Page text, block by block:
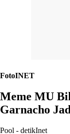
FotoINET
Meme MU
Garnacho
Pool - detikInet